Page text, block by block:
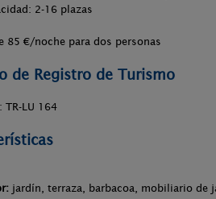
2-16 plazas
85 €/noche para dos personas
de Registro de Turismo
: TR-LU 164
jardín, terraza, barbacoa, mobiliario de